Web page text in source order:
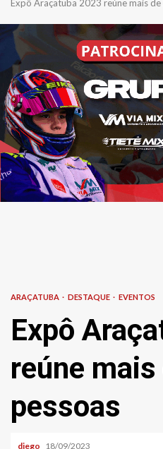
Expô Araçatuba 2023 reúne mais
ARAÇATUBA DESTAQUE EVENTOS
Expô
reúne mais
pessoas
diego 18/09/2023